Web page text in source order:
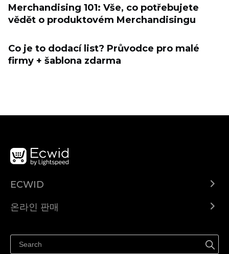
Merchandising 101: Vše, co potřebujete
vědět o produktovém Merchandisingu
Co je to dodací list? Průvodce pro malé
firmy + šablona zdarma
ECWID
도움말 센터
온라인 판매
페이스북에서 판매하기
인스타그램에서 판매하기